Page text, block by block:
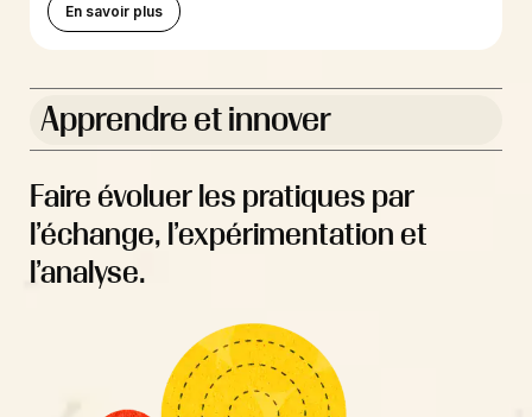
En savoir plus
Apprendre et innover
Faire évoluer les pratiques par
l’échange, l’expérimentation et
l’analyse.